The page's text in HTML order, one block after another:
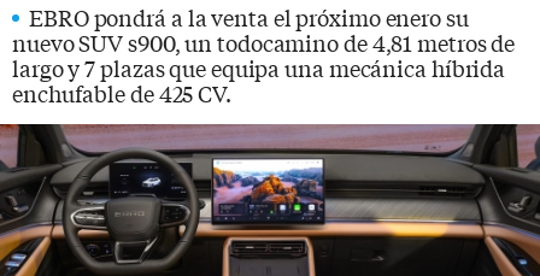
EBRO pondrá a la venta el próximo enero su
nuevo SUV s900, un todocamino de 4,81 metros de
largo y 7 plazas que equipa una mecánica híbrida
enchufable de 425 CV.